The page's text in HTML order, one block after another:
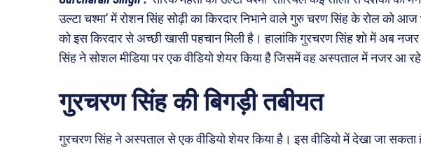
उल्टा चश्मा’ में रोशन सिंह सोढ़ी का किरदार निभाने वाले गुरु चरण सिंह के रोल को
को इस किरदार से अच्छी खासी पहचान मिली है। हालांकि गुरचरण सिंह शो में अब
सिंह ने सोशल मीडिया पर एक वीडियो शेयर किया है जिसमें वह अस्पताल में नजर आ
गुरचरण सिंह की बिगड़ी तबीयत
गुरचरण सिंह ने अस्पताल से एक वीडियो शेयर किया है। इस वीडियो में देखा जा